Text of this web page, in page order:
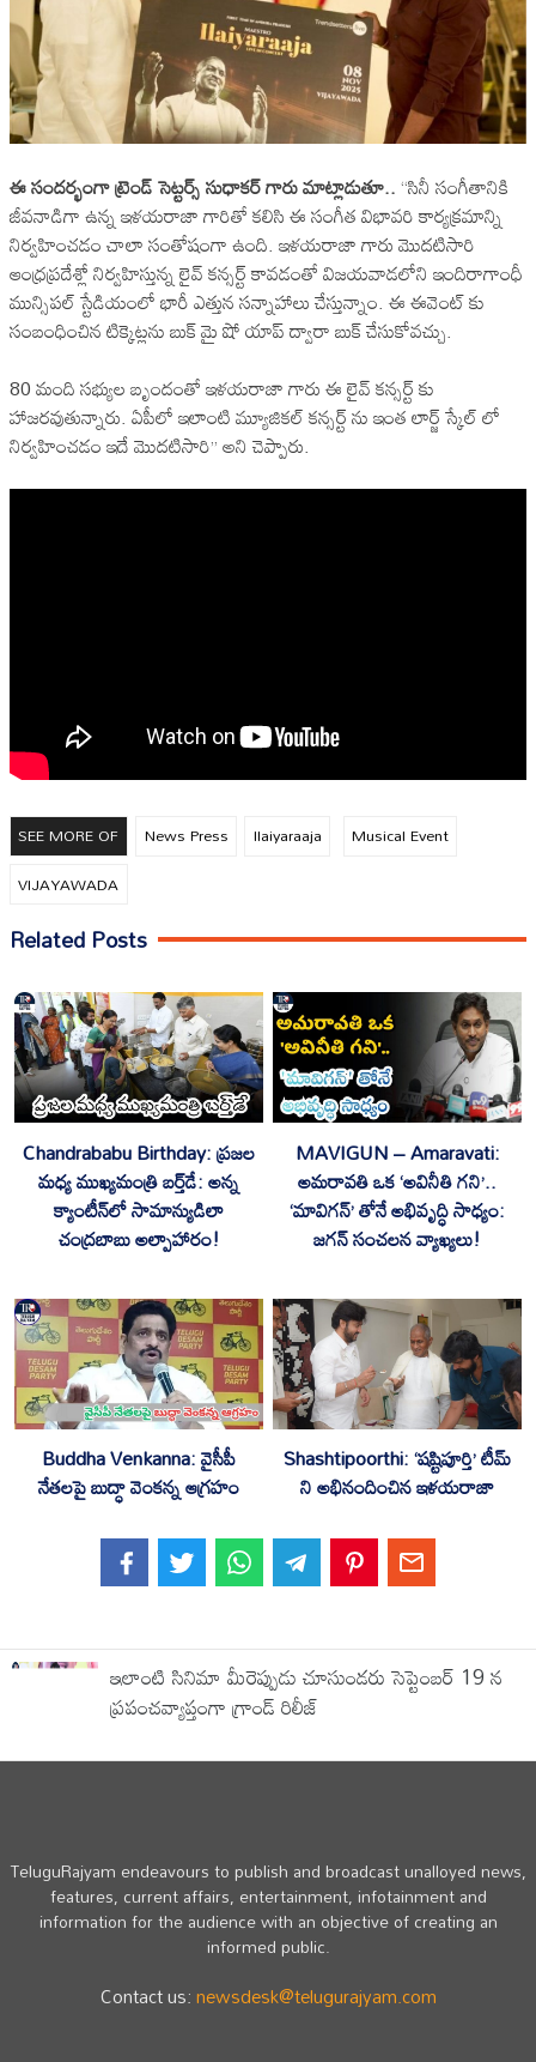
ఈ సందర్భంగా ట్రెండ్ సెట్టర్స్ సుధాకర్ గారు మాట్లాడుతూ..“సినీ సంగీతానికి
జీవనాడిగా ఉన్న ఇళయరాజా గారితో కలిసి ఈ సంగీత విభావరి కార్యక్రమాన్ని
నిర్వహించడం చాలా సంతోషంగా ఉంది. ఇళయరాజా గారు మొదటిసారి
ఆంధ్రప్రదేశ్లో నిర్వహిస్తున్న లైవ్ కన్సర్ట్‌ కావడంతో విజయవాడలోని ఇందిరాగాంధీ
మున్సిపల్ స్టేడియంలో భారీ ఎత్తున సన్నాహాలు చేస్తున్నాం. ఈ ఈవెంట్ కు
సంబంధించిన టిక్కెట్లను బుక్ మై షో యాప్‌ ద్వారా బుక్‌ చేసుకోవచ్చు.
80 మంది సభ్యుల బృందంతో ఇళయరాజా గారు ఈ లైవ్ కన్సర్ట్ కు
హాజరవుతున్నారు. ఏపీలో ఇలాంటి మ్యూజికల్ కన్సర్ట్ ను ఇంత లార్జ్ స్కేల్ లో
నిర్వహించడం ఇదే మొదటిసారి” అని చెప్పారు.
SEE MORE OF News Press Ilaiyaraaja
Musical Event
VIJAYAWADA
Related Posts
Chandrababu Birthday: ప్రజల
మధ్య ముఖ్యమంత్రి బర్త్‌డే: అన్న
క్యాంటీన్‌లో సామాన్యుడిలా
చంద్రబాబు అల్పాహారం!
MAVIGUN – Amaravati:
అమరావతి ఒక ‘అవినీతి గని’..
‘మావిగన్’ తోనే అభివృద్ధి సాధ్యం:
జగన్ సంచలన వ్యాఖ్యలు!
Buddha Venkanna: వైసీపీ
నేతలపై బుద్ధా వెంకన్న ఆగ్రహం
Shashtipoorthi: ‘షష్టిపూర్తి’ టీమ్
ని అభినందించిన ఇళయరాజా
ఇలాంటి సినిమా మీరెప్పుడు చూసుండరు సెప్టెంబర్ 19 న
ప్రపంచవ్యాప్తంగా గ్రాండ్ రిలీజ్
TeluguRajyam endeavours to publish and broadcast unalloyed news,
features, current affairs, entertainment, infotainment and
information for the audience with an objective of creating an
informed public.
Contact us:newsdesk@telugurajyam.com